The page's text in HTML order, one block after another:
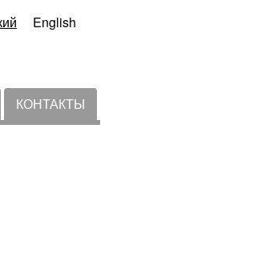
English
КОНТАКТЫ